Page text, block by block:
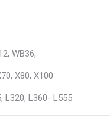
WB36,
X80, X100
L320, L360- L555